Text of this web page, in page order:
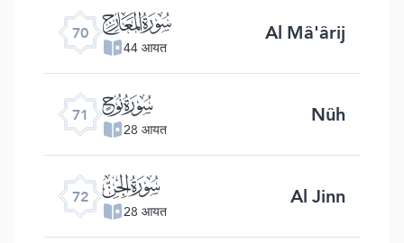
70 ﯳ
44 आयत Al Mâ'ârij
71 ﯴ
28 आयत Nûh
72 ﯵ
28 आयत Al Jinn